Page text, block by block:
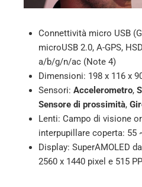
Connettività micro USB
microUSB 2.0, A-GPS,
a/b/g/n/ac (Note 4)
Dimensioni: 198 x 116 x
Sensori: Accelerometro,
Sensore di prossimità,
Lenti: Campo di visione
interpupillare coperta: 55
Display: SuperAMOLED
2560 x 1440 pixel e 515